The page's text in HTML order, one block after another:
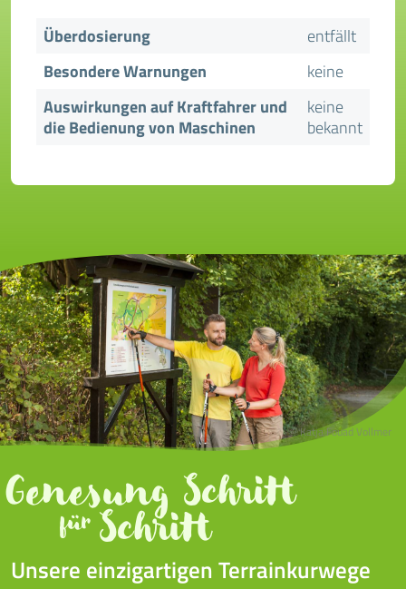
Überdosierung
entfällt
Besondere Warnungen
keine
Auswirkungen auf Kraftfahrer und
die Bedienung von Maschinen
keine
bekannt
© Katja Fouad Vollmer
Genesung Schritt
für Schritt
Unsere einzigartigen Terrainkurwege